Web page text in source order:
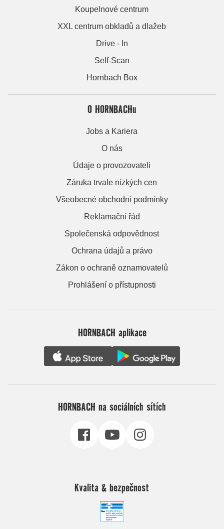
Koupelnové centrum
XXL centrum obkladů a dlažeb
Drive - In
Self-Scan
Hornbach Box
O HORNBACHu
Jobs a Kariera
O nás
Údaje o provozovateli
Záruka trvale nízkých cen
Všeobecné obchodní podmínky
Reklamační řád
Společenská odpovědnost
Ochrana údajů a právo
Zákon o ochraně oznamovatelů
Prohlášení o přístupnosti
HORNBACH aplikace
HORNBACH na sociálních sítích
Kvalita & bezpečnost